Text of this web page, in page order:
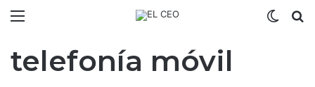
telefonía móvil